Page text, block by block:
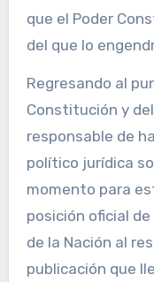
que el Poder
del que lo
Regresando al
Constitución y
responsable de
político jurídica
momento para
posición oficial
de la Nación al
publicación que